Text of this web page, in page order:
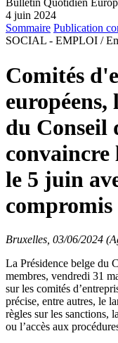
Bulletin Quotidien
4 juin 2024
Sommaire Publication
SOCIAL - EMPLOI /
Comités
européens,
du Conseil
convaincre
le 5 juin
compromis
Bruxelles, 03/06/2024
La Présidence belge du
membres, vendredi 31
sur les comités
précise, entre autres, le
règles sur les sanctions,
ou l’accès aux